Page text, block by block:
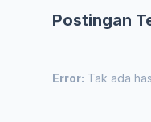
Postingan
Error: Tak ada